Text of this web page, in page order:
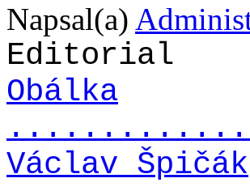
Napsal(a)
Editorial
Obálka
Václav Špičák